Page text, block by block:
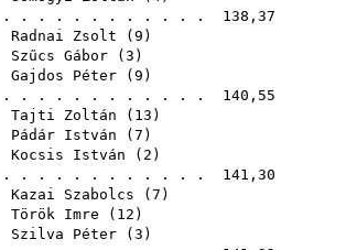
. . . . . . . . . . . . 138,37
Radnai Zsolt ( 9 )
Szűcs Gábor ( 3 )
Gajdos Péter ( 9 )
. . . . . . . . . . . . 140,55
Tajti Zoltán ( 13 )
Pádár István ( 7 )
Kocsis István ( 2 )
. . . . . . . . . . . . 141,30
Kazai Szabolcs ( 7 )
Török Imre ( 12 )
Szilva Péter ( 3 )